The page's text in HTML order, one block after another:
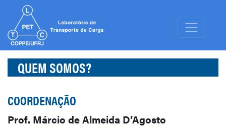
QUEM SOMOS?
COORDENAÇÃO
Prof. Márcio de Almeida D’Agosto